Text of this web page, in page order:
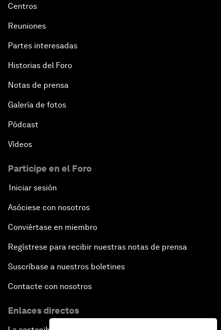
Centros
Reuniones
Partes interesadas
Historias del Foro
Notas de prensa
Galería de fotos
Pódcast
Vídeos
Participe en el Foro
Iniciar sesión
Asóciese con nosotros
Conviértase en miembro
Regístrese para recibir nuestras notas de prensa
Suscríbase a nuestros boletines
Contacte con nosotros
Enlaces directos